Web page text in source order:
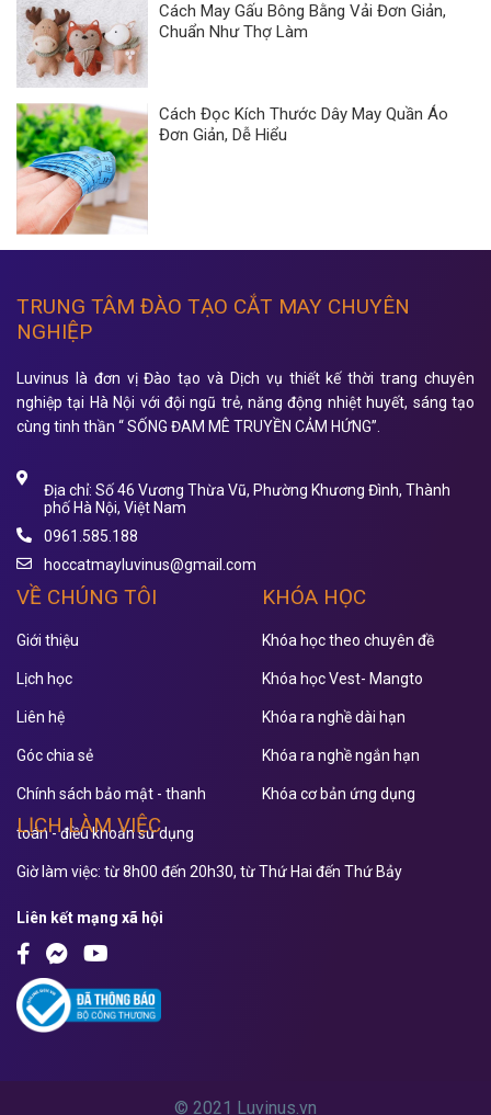
Cách May Gấu Bông Bằng Vải Đơn Giản,
Chuẩn Như Thợ Làm
Cách Đọc Kích Thước Dây May Quần Áo
Đơn Giản, Dễ Hiểu
TRUNG TÂM ĐÀO TẠO CẮT MAY CHUYÊN
NGHIỆP
Luvinus là đơn vị Đào tạo và Dịch vụ thiết kế thời trang chuyên
nghiệp tại Hà Nội với đội ngũ trẻ, năng động nhiệt huyết, sáng tạo
cùng tinh thần “ SỐNG ĐAM MÊ TRUYỀN CẢM HỨNG”.
Địa chỉ: Số 46 Vương Thừa Vũ, Phường Khương Đình, Thành
phố Hà Nội, Việt Nam
0961.585.188
hoccatmayluvinus@gmail.com
VỀ CHÚNG TÔI
Giới thiệu
Lịch học
Liên hệ
Góc chia sẻ
Chính sách bảo mật - thanh
toán - điều khoản sử dụng
KHÓA HỌC
Khóa học theo chuyên đề
Khóa học Vest- Mangto
Khóa ra nghề dài hạn
Khóa ra nghề ngắn hạn
Khóa cơ bản ứng dụng
LỊCH LÀM VIỆC
Giờ làm việc: từ 8h00 đến 20h30, từ Thứ Hai đến Thứ Bảy
Liên kết mạng xã hội
© 2021 Luvinus.vn